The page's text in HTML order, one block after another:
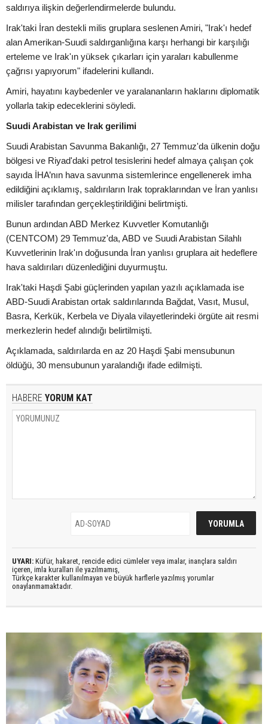
saldırıya ilişkin değerlendirmelerde bulundu.
Irak'taki İran destekli milis gruplara seslenen Amiri, "Irak'ı hedef
alan Amerikan-Suudi saldırganlığına karşı herhangi bir karşılığı
erteleme ve Irak'ın yüksek çıkarları için yaraları kabullenme
çağrısı yapıyorum" ifadelerini kullandı.
Amiri, hayatını kaybedenler ve yaralananların haklarını diplomatik
yollarla takip edeceklerini söyledi.
Suudi Arabistan ve Irak gerilimi
Suudi Arabistan Savunma Bakanlığı, 27 Temmuz'da ülkenin doğu
bölgesi ve Riyad'daki petrol tesislerini hedef almaya çalışan çok
sayıda İHA’nın hava savunma sistemlerince engellenerek imha
edildiğini açıklamış, saldırıların Irak topraklarından ve İran yanlısı
milisler tarafından gerçekleştirildiğini belirtmişti.
Bunun ardından ABD Merkez Kuvvetler Komutanlığı
(CENTCOM) 29 Temmuz'da, ABD ve Suudi Arabistan Silahlı
Kuvvetlerinin Irak'ın doğusunda İran yanlısı gruplara ait hedeflere
hava saldırıları düzenlediğini duyurmuştu.
Irak'taki Haşdi Şabi güçlerinden yapılan yazılı açıklamada ise
ABD-Suudi Arabistan ortak saldırılarında Bağdat, Vasıt, Musul,
Basra, Kerkük, Kerbela ve Diyala vilayetlerindeki örgüte ait resmi
merkezlerin hedef alındığı belirtilmişti.
Açıklamada, saldırılarda en az 20 Haşdi Şabi mensubunun
öldüğü, 30 mensubunun yaralandığı ifade edilmişti.
HABERE YORUM KAT
UYARI: Küfür, hakaret, rencide edici cümleler veya imalar, inançlara saldırı
içeren, imla kuralları ile yazılmamış,
Türkçe karakter kullanılmayan ve büyük harflerle yazılmış yorumlar
onaylanmamaktadır.